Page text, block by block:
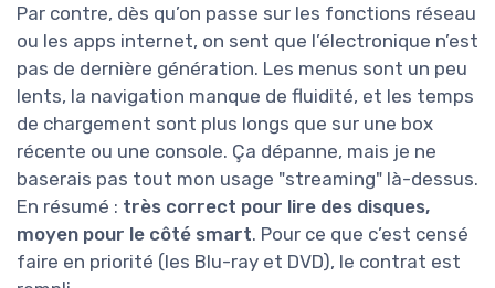
Par contre, dès qu’on passe sur les fonctions réseau
ou les apps internet, on sent que l’électronique n’est
pas de dernière génération. Les menus sont un peu
lents, la navigation manque de fluidité, et les temps
de chargement sont plus longs que sur une box
récente ou une console. Ça dépanne, mais je ne
baserais pas tout mon usage "streaming" là-dessus.
En résumé : très correct pour lire des disques,
moyen pour le côté smart. Pour ce que c’est censé
faire en priorité (les Blu-ray et DVD), le contrat est